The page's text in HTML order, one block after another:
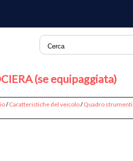
(se equipaggiata)
/Caratteristiche del veicolo/Quadro strumenti